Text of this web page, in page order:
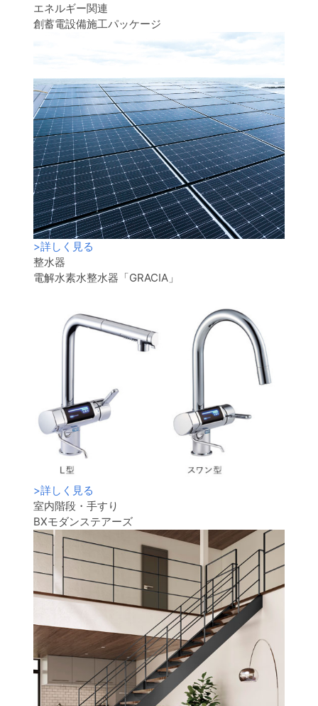
エネルギー関連
創蓄電設備施工パッケージ
>詳しく見る
整水器
電解水素水整水器「GRACIA」
>詳しく見る
室内階段・手すり
BXモダンステアーズ